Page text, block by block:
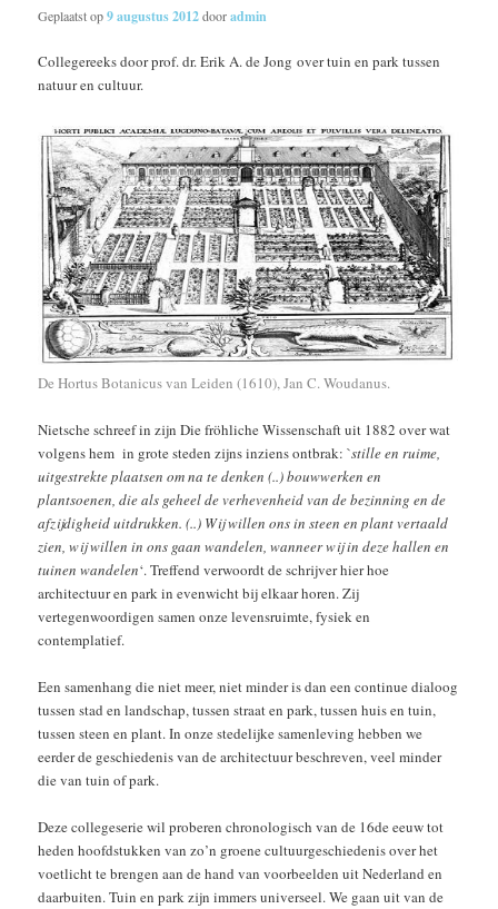
Geplaatst op9 augustus 2012dooradmin
Collegereeks door prof. dr. Erik A. de Jong over tuin en park tussen
natuur en cultuur.
De Hortus Botanicus van Leiden (1610), Jan C. Woudanus.
Nietsche schreef in zijn Die fröhliche Wissenschaft uit 1882 over wat
volgens hem in grote steden zijns inziens ontbrak: `stille en ruime,
uitgestrekte plaatsen om na te denken (..) bouwwerken en
plantsoenen, die als geheel de verhevenheid van de bezinning en de
afzijdigheid uitdrukken. (..) Wij willen ons in steen en plant vertaald
zien, wij willen in ons gaan wandelen, wanneer wij in deze hallen en
tuinen wandelen‘. Treffend verwoordt de schrijver hier hoe
architectuur en park in evenwicht bij elkaar horen. Zij
vertegenwoordigen samen onze levensruimte, fysiek en
contemplatief.
Een samenhang die niet meer, niet minder is dan een continue dialoog
tussen stad en landschap, tussen straat en park, tussen huis en tuin,
tussen steen en plant. In onze stedelijke samenleving hebben we
eerder de geschiedenis van de architectuur beschreven, veel minder
die van tuin of park.
Deze collegeserie wil proberen chronologisch van de 16de eeuw tot
heden hoofdstukken van zo’n groene cultuurgeschiedenis over het
voetlicht te brengen aan de hand van voorbeelden uit Nederland en
daarbuiten. Tuin en park zijn immers universeel. We gaan uit van de